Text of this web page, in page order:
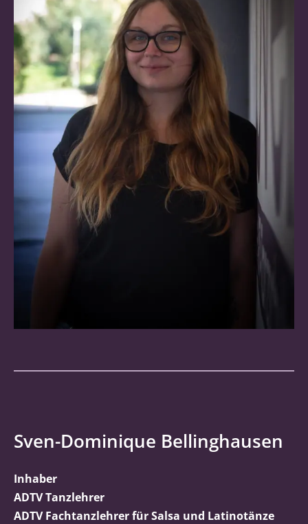
Sven-Dominique Bellinghausen
Inhaber
ADTV Tanzlehrer
ADTV Fachtanzlehrer für Salsa und Latinotänze